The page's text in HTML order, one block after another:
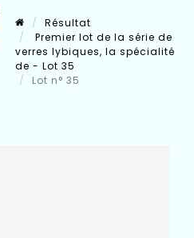
Résultat
Premier lot de la série de
verres lybiques, la spécialité
de - Lot 35
Lot n° 35